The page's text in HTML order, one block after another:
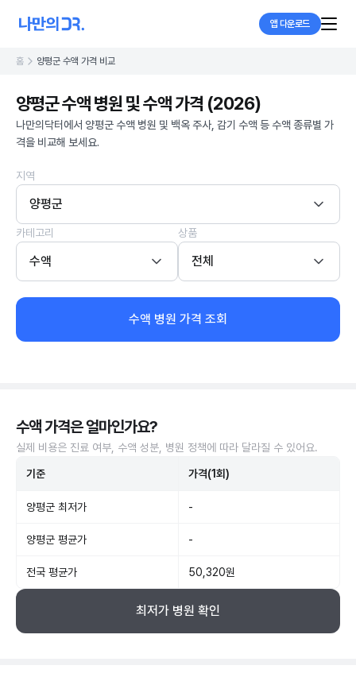
앱 다운로드
홈 양평군 수액 가격 비교
양평군 수액 병원 및 수액 가격 (2026)
나만의닥터에서 양평군 수액 병원 및 백옥 주사, 감기 수액 등 수액 종류별 가
격을 비교해 보세요.
지역
양평군
카테고리
수액
상품
전체
수액 병원 가격 조회
수액 가격은 얼마인가요?
실제 비용은 진료 여부, 수액 성분, 병원 정책에 따라 달라질 수 있어요.
기준 가격(1회)
양평군 최저가 -
양평군 평균가 -
전국 평균가 50,320원
최저가 병원 확인